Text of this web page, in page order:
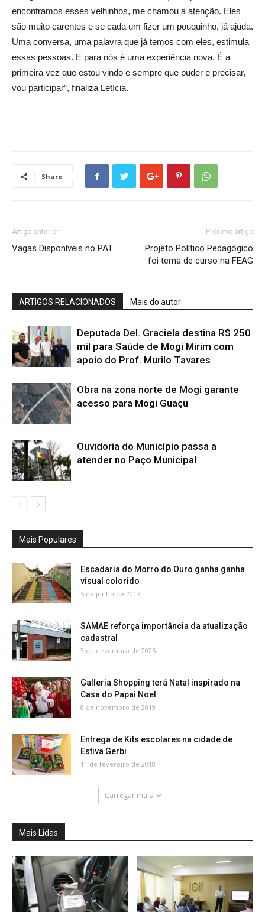
encontramos esses velhinhos, me chamou a atenção. Eles
são muito carentes e se cada um fizer um pouquinho, já ajuda.
Uma conversa, uma palavra que já temos com eles, estimula
essas pessoas. E para nós é uma experiência nova. É a
primeira vez que estou vindo e sempre que puder e precisar,
vou participar”, finaliza Letícia.
Share
Artigo anterior
Vagas Disponíveis no PAT
Próximo artigo
Projeto Político Pedagógico
foi tema de curso na FEAG
ARTIGOS RELACIONADOS Mais do autor
Deputada Del. Graciela destina R$ 250
mil para Saúde de Mogi Mirim com
apoio do Prof. Murilo Tavares
Obra na zona norte de Mogi garante
acesso para Mogi Guaçu
Ouvidoria do Município passa a
atender no Paço Municipal
Mais Populares
Escadaria do Morro do Ouro ganha ganha
visual colorido
5 de junho de 2017
SAMAE reforça importância da atualização
cadastral
3 de dezembro de 2025
Galleria Shopping terá Natal inspirado na
Casa do Papai Noel
8 de novembro de 2019
Entrega de Kits escolares na cidade de
Estiva Gerbi
11 de fevereiro de 2018
Carregar mais
Mais Lidas